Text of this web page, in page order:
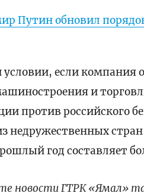
Путин обновил
если компания
и
против российского
недружественных
год составляет
новости ГТРК «Ямал»